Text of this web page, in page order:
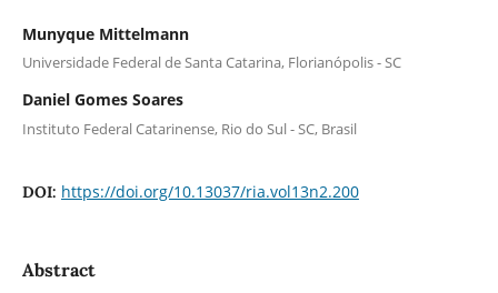
Munyque Mittelmann
Universidade Federal de Santa Catarina, Florianópolis - SC
Daniel Gomes Soares
Instituto Federal Catarinense, Rio do Sul - SC, Brasil
DOI: https://doi.org/10.13037/ria.vol13n2.200
Abstract